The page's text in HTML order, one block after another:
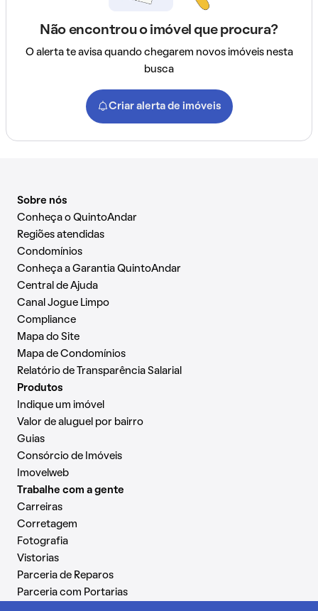
Não encontrou o imóvel que procura?
O alerta te avisa quando chegarem novos imóveis nesta
busca
Criar alerta de imóveis
Sobre nós
Conheça o QuintoAndar
Regiões atendidas
Condomínios
Conheça a Garantia QuintoAndar
Central de Ajuda
Canal Jogue Limpo
Compliance
Mapa do Site
Mapa de Condomínios
Relatório de Transparência Salarial
Produtos
Indique um imóvel
Valor de aluguel por bairro
Guias
Consórcio de Imóveis
Imovelweb
Trabalhe com a gente
Carreiras
Corretagem
Fotografia
Vistorias
Parceria de Reparos
Parceria com Portarias